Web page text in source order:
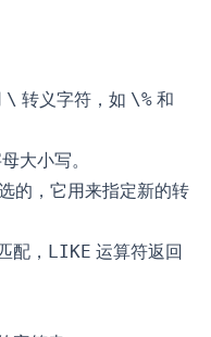
\ 转义字符，如 \% 和
大小写。
的，它用来指定新的转
配， LIKE 运算符返回